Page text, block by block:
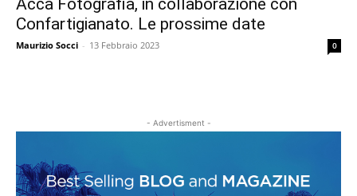
Acca Fotografia, in collaborazione con
Confartigianato. Le prossime date
Maurizio Socci - 13 Febbraio 2023 0
- Advertisment -